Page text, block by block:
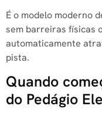
É o modelo moderno
sem barreiras físicas
automaticamente
pista.
Quando
do Pedágio